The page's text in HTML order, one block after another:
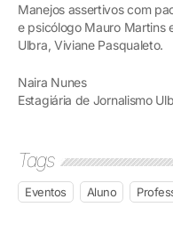
Manejos assertivos com
e psicólogo Mauro Martins
Ulbra, Viviane Pasqualeto.
Naira Nunes
Estagiária de Jornalismo
Tags
Eventos Aluno